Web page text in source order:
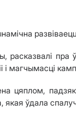
расказвалі
магчымасці
цяплом,
ўдала